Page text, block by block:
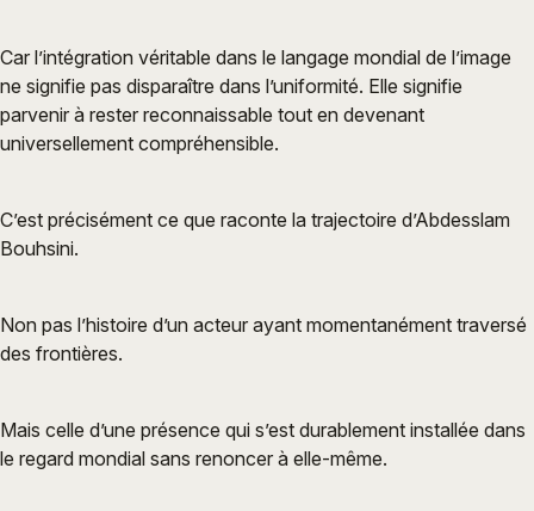
Car l’intégration véritable dans le langage mondial de l’image
ne signifie pas disparaître dans l’uniformité. Elle signifie
parvenir à rester reconnaissable tout en devenant
universellement compréhensible.
C’est précisément ce que raconte la trajectoire d’Abdesslam
Bouhsini.
Non pas l’histoire d’un acteur ayant momentanément traversé
des frontières.
Mais celle d’une présence qui s’est durablement installée dans
le regard mondial sans renoncer à elle-même.